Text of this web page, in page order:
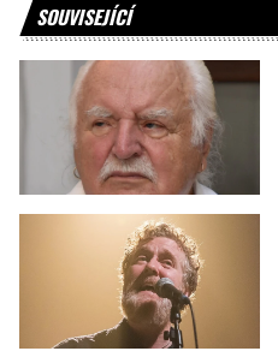
SOUVISEJÍCÍ